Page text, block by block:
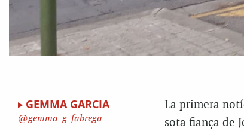
GEMMA GARCIA
gemma_g_fabrega
La primera
sota fiança de